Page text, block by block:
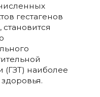
гестагенов
(ГЗТ) наиболее